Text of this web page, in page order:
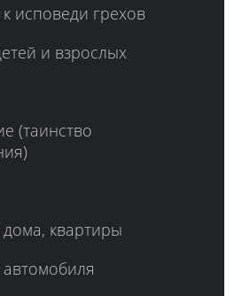
исповеди грехов
и взрослых
(таинство
квартиры